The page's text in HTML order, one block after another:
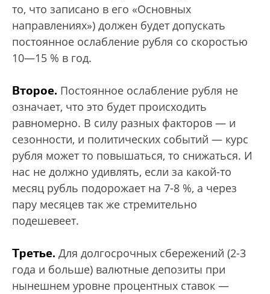
то, что записано в его «Основных
направлениях») должен будет допускать
постоянное ослабление рубля со скоростью
10—15 % в год.
Второе. Постоянное ослабление рубля не
означает, что это будет происходить
равномерно. В силу разных факторов — и
сезонности, и политических событий — курс
рубля может то повышаться, то снижаться. И
нас не должно удивлять, если за какой-то
месяц рубль подорожает на 7-8 %, а через
пару месяцев так же стремительно
подешевеет.
Третье. Для долгосрочных сбережений (2-3
года и больше) валютные депозиты при
нынешнем уровне процентных ставок —